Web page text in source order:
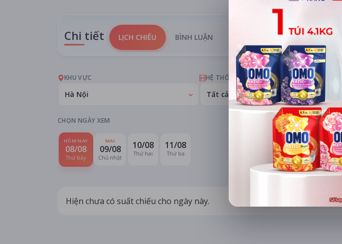
Chi tiết LỊCH CHIẾU BÌNH LUẬN TIN TỨC
KHU VỰC
Hà Nội
HỆ THỐNG RẠP
Tất cả hệ thống
CHỌN NGÀY XEM
HÔM NAY
08/08
Thứ bảy
MAI
09/08
Chủ nhật
10/08
Thứ hai
11/08
Thứ ba
Hiện chưa có suất chiếu cho ngày này.